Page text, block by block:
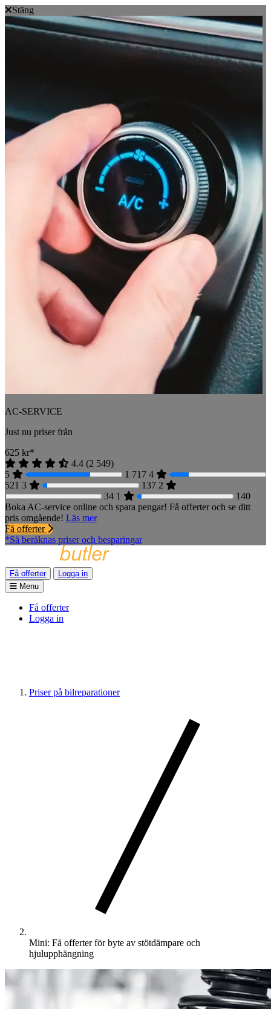
Stäng
AC-SERVICE
Just nu priser från
625 kr*
4.4 (2 549)
5
1 717 4
521 3 137 2
34 1
140
Boka AC-service online och spara pengar! Få offerter och se ditt
pris omgående! Läs mer
Få offerter
*Så beräknas priser och besparingar
Få offerter
Logga in
Menu
Få offerter
Logga in
Priser på bilreparationer
Mini: Få offerter för byte av stötdämpare och
hjulupphängning